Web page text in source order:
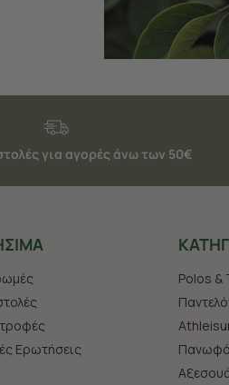
για αγορές άνω των 50€
Ερωτήσεις
Polos &